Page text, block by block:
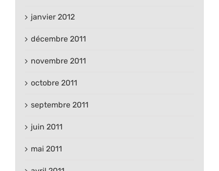
janvier 2012
décembre 2011
novembre 2011
octobre 2011
septembre 2011
juin 2011
mai 2011